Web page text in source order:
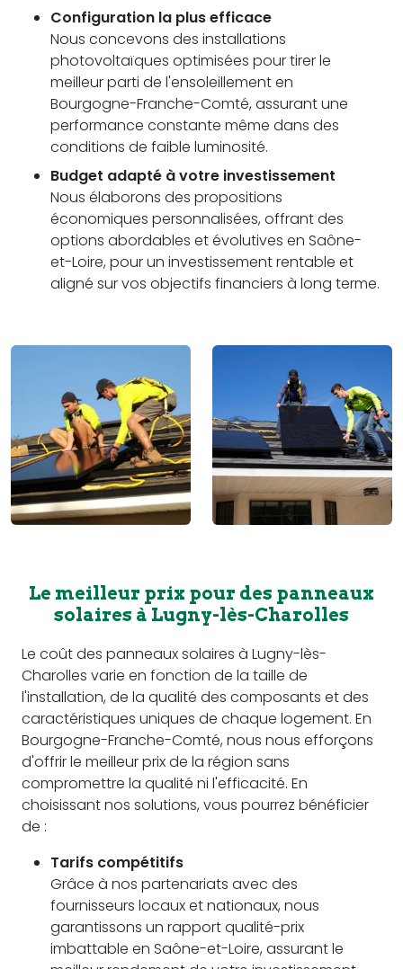
Configuration la plus efficace
Nous concevons des installations
photovoltaïques optimisées pour tirer le
meilleur parti de l'ensoleillement en
Bourgogne-Franche-Comté, assurant une
performance constante même dans des
conditions de faible luminosité.
Budget adapté à votre investissement
Nous élaborons des propositions
économiques personnalisées, offrant des
options abordables et évolutives en Saône-
et-Loire, pour un investissement rentable et
aligné sur vos objectifs financiers à long terme.
Le meilleur prix pour des panneaux
solaires à Lugny-lès-Charolles
Le coût des panneaux solaires à Lugny-lès-
Charolles varie en fonction de la taille de
l'installation, de la qualité des composants et des
caractéristiques uniques de chaque logement. En
Bourgogne-Franche-Comté, nous nous efforçons
d'offrir le meilleur prix de la région sans
compromettre la qualité ni l'efficacité. En
choisissant nos solutions, vous pourrez bénéficier
de :
Tarifs compétitifs
Grâce à nos partenariats avec des
fournisseurs locaux et nationaux, nous
garantissons un rapport qualité-prix
imbattable en Saône-et-Loire, assurant le